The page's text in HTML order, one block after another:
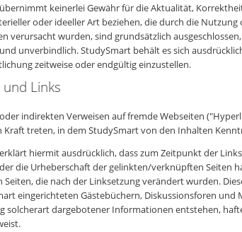
keinerlei Gewähr für die Aktualität,
oder ideeller Art beziehen, die durch die
verursacht wurden, sind grundsätzlich
unverbindlich. StudySmart behält es sich
zeitweise oder endgültig einzustellen.
Links
indirekten Verweisen auf fremde Webseiten
Kraft treten, in dem StudySmart von den Inhalten
hiermit ausdrücklich, dass zum Zeitpunkt der
die Urheberschaft der gelinkten/verknüpften Seiten
die nach der Linksetzung verändert wurden.
eingerichteten Gästebüchern, Diskussionsforen
solcherart dargebotener Informationen entstehen,